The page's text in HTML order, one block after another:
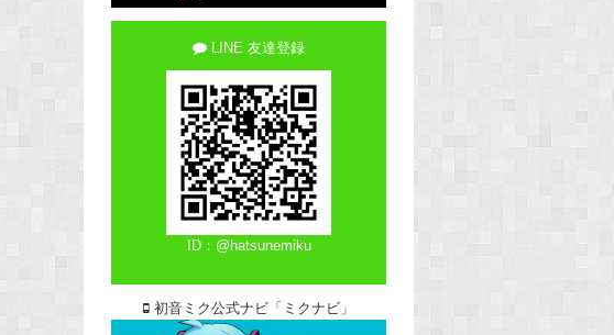
LINE 友達登録
ID：@hatsunemiku
初音ミク公式ナビ「ミクナビ」